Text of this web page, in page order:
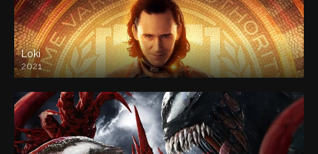
Loki
2021